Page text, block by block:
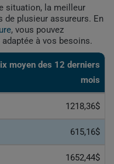
situation, la meilleur
de plusieur assureurs. En
, vous pouvez
à vos besoins.
​​moyen des 12 derniers
mois
1218,36$
615,16$
1652,44$